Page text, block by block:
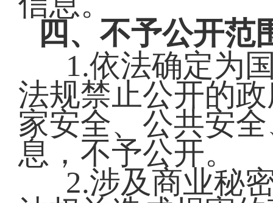
四、不予公开范
1.依法确定为
法规禁止公开的
家安全、公共安
息，不予公开。
2.涉及商业秘